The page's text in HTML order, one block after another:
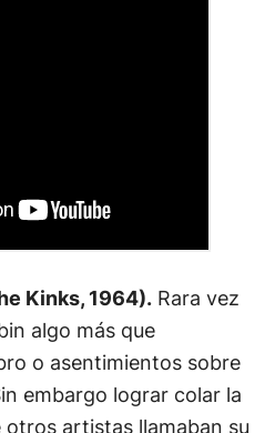
Kinks, 1964).Rara vez
algo más que
o asentimientos sobre
embargo lograr colar la
artistas llamaban su